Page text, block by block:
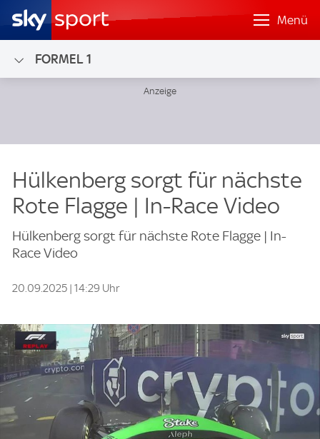
Menü
FORMEL 1
Hülkenberg sorgt für nächste
Rote Flagge | In-Race Video
Hülkenberg sorgt für nächste Rote Flagge | In-
Race Video
20.09.2025 | 14:29 Uhr